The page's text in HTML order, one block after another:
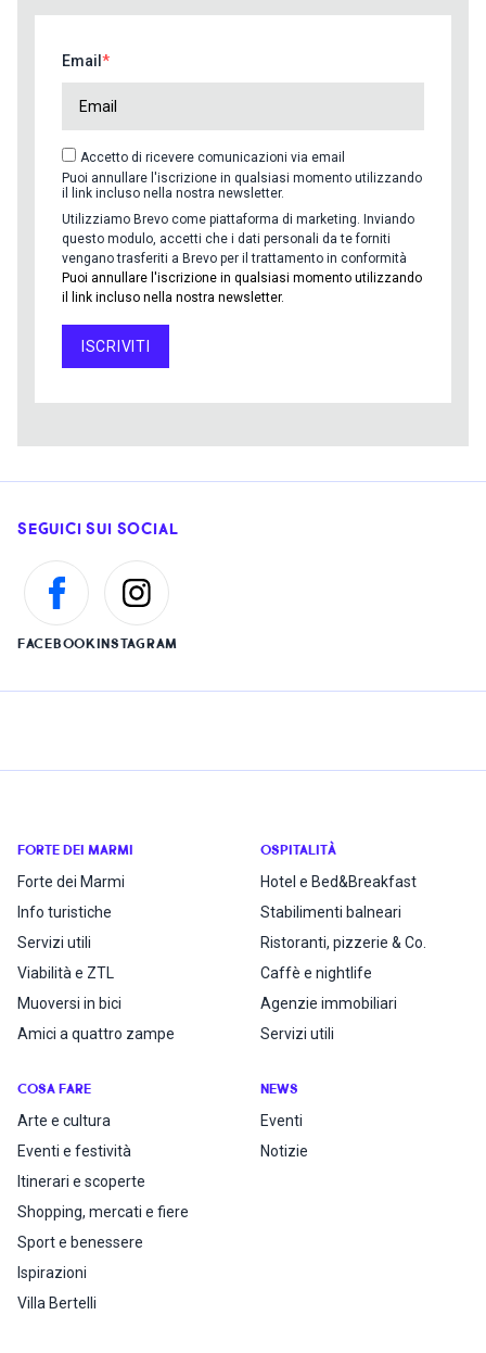
Email
Accetto di ricevere comunicazioni via email
Puoi annullare l'iscrizione in qualsiasi momento utilizzando
il link incluso nella nostra newsletter.
Utilizziamo Brevo come piattaforma di marketing. Inviando
questo modulo, accetti che i dati personali da te forniti
vengano trasferiti a Brevo per il trattamento in conformità
Puoi annullare l'iscrizione in qualsiasi momento utilizzando
il link incluso nella nostra newsletter.
ISCRIVITI
SEGUICI SUI SOCIAL
FACEBOOKINSTAGRAM
FORTE DEI MARMI
Forte dei Marmi
Info turistiche
Servizi utili
Viabilità e ZTL
Muoversi in bici
Amici a quattro zampe
OSPITALITÀ
Hotel e Bed&Breakfast
Stabilimenti balneari
Ristoranti, pizzerie & Co.
Caffè e nightlife
Agenzie immobiliari
Servizi utili
COSA FARE
Arte e cultura
Eventi e festività
Itinerari e scoperte
Shopping, mercati e fiere
Sport e benessere
Ispirazioni
Villa Bertelli
NEWS
Eventi
Notizie